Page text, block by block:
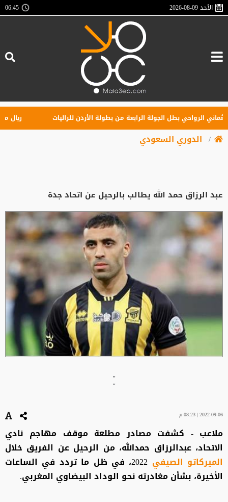
الأحد2026-08-09
06:45
الرواحي بطل الجولة الرابعة من بطولة الأردن للراليات ريال
الدوري السعودي
عبد الرزاق حمد الله يطالب بالرحيل عن اتحاد جدة
"
"
2022-09-06 | 08:23 م
ملاعب - كشفت مصادر مطلعة موقف مهاجم نادي
الاتحاد، عبدالرزاق حمدالله، من الرحيل عن الفريق خلال
الميركاتو الصيفي
2022، في ظل ما تردد في الساعات
الأخيرة، بشأن مغادرته نحو الوداد البيضاوي المغربي.